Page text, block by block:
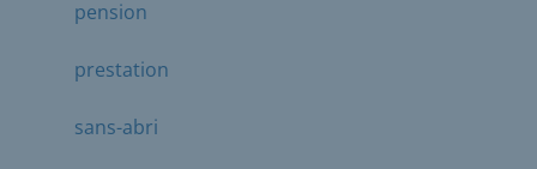
pension
prestation
sans-abri